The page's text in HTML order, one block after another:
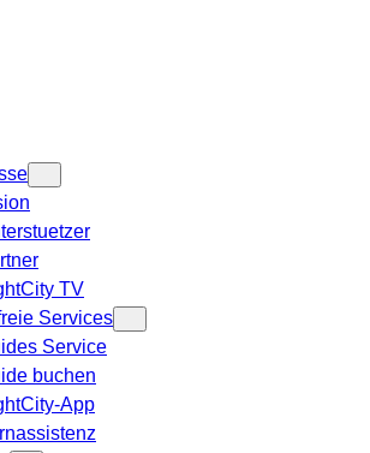
TV
Services
Service
buchen
App